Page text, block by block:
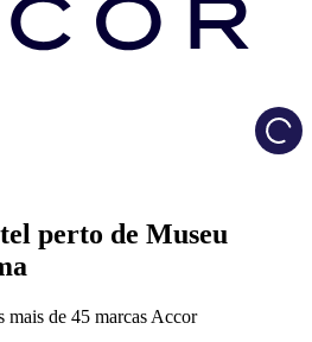
perto de Museu
mais de 45 marcas Accor